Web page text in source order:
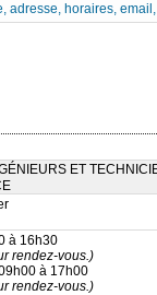
adresse, horaires,
ET
à 16h30
rendez-vous.)
à 17h00
rendez-vous.)